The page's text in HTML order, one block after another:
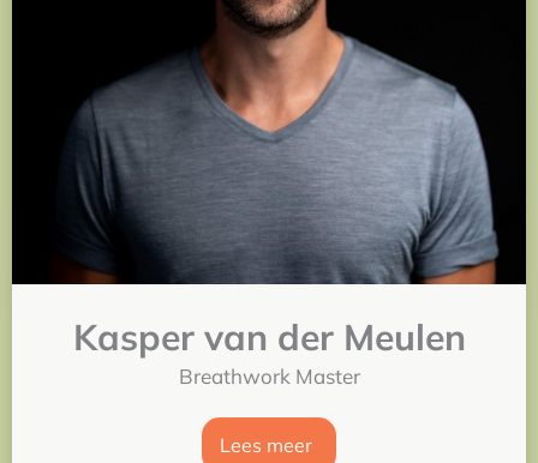
Kasper van der Meulen
Breathwork Master
Lees meer